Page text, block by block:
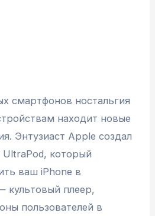
смартфонов ностальгия
находит новые
Энтузиаст Apple создал
который
ваш iPhone в
культовый плеер,
пользователей в